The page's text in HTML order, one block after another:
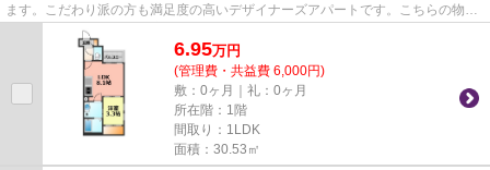
ます。こだわり派の方も満足度の高いデザイナーズアパートです。こちらの物件
はアパートです。ぜひ一度見...
6.95万円
(管理費・共益費 6,000円)
敷：0ヶ月｜礼：0ヶ月
所在階：1階
間取り：1LDK
面積：30.53㎡